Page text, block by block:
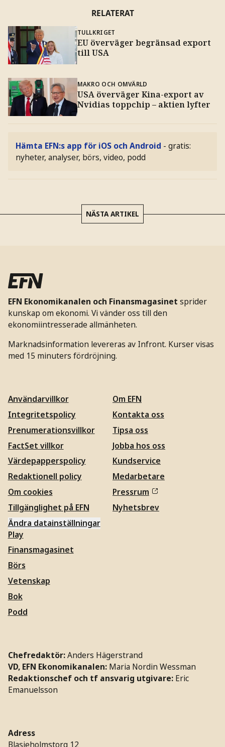
RELATERAT
TULLKRIGET
EU överväger begränsad export
till USA
MAKRO OCH OMVÄRLD
USA överväger Kina-export av
Nvidias toppchip – aktien lyfter
Hämta EFN:s app för iOS och Android - gratis:
nyheter, analyser, börs, video, podd
NÄSTA ARTIKEL
EFN Ekonomikanalen och Finansmagasinet sprider
kunskap om ekonomi. Vi vänder oss till den
ekonomiintresserade allmänheten.
Marknadsinformation levereras av Infront. Kurser visas
med 15 minuters fördröjning.
Användarvillkor
Integritetspolicy
Prenumerationsvillkor
FactSet villkor
Värdepapperspolicy
Redaktionell policy
Om cookies
Tillgänglighet på EFN
Ändra datainställningar
Om EFN
Kontakta oss
Tipsa oss
Jobba hos oss
Kundservice
Medarbetare
Pressrum
Nyhetsbrev
Play
Finansmagasinet
Börs
Vetenskap
Bok
Podd
Chefredaktör:Anders Hägerstrand
VD, EFN Ekonomikanalen: Maria Nordin Wessman
Redaktionschef och tf ansvarig utgivare: Eric
Emanuelsson
Adress
Blasieholmstorg 12